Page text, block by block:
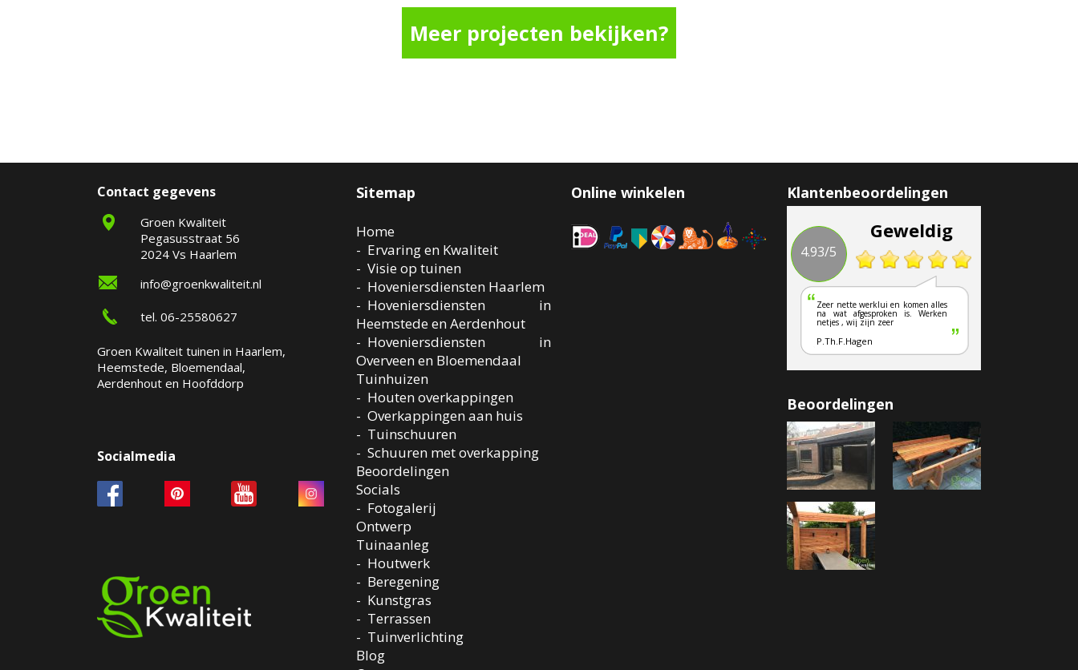
Meer projecten bekijken?
Contact gegevens
Groen Kwaliteit
Pegasusstraat 56
2024 Vs Haarlem
info@groenkwaliteit.nl
tel. 06-25580627
Groen Kwaliteit tuinen in Haarlem,
Heemstede, Bloemendaal,
Aerdenhout en Hoofddorp
Socialmedia
Sitemap
Home
Ervaring en Kwaliteit
Visie op tuinen
Hoveniersdiensten Haarlem
Hoveniersdiensten in
Heemstede en Aerdenhout
Hoveniersdiensten in
Overveen en Bloemendaal
Tuinhuizen
Houten overkappingen
Overkappingen aan huis
Tuinschuuren
Schuuren met overkapping
Beoordelingen
Socials
Fotogalerij
Ontwerp
Tuinaanleg
Houtwerk
Beregening
Kunstgras
Terrassen
Tuinverlichting
Blog
Online winkelen Klantenbeoordelingen
4.93/5
Geweldig
Zeer nette werklui en komen alles
na wat afgesproken is. Werken
netjes , wij zijn zeer
P.Th.F.Hagen
Beoordelingen